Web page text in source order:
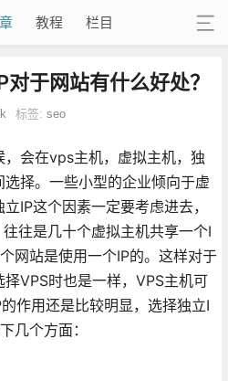
教程 栏目
于网站有什么好处？
标签: seo
会在vps主机，虚拟主机，独
择。一些小型的企业倾向于虚
IP这个因素一定要考虑进去，
往是几十个虚拟主机共享一个I
网站是使用一个IP的。这样对于
VPS时也是一样，VPS主机可
作用还是比较明显，选择独立I
几个方面：